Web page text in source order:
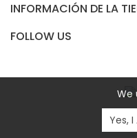
INFORMACIÓN DE LA
FOLLOW US
Copyright © 2018
We
Yes,